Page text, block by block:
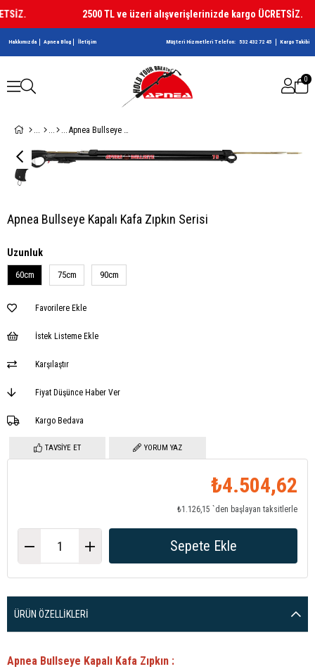
2500 TL ve üzeri alışverişlerinizde kargo ÜCRETSİZ.
Hakkımızda Apnea Blog İletişim Müşteri Hizmetleri Telefon: 532 432 72 45 Kargo Takibi
0
Apnea Bullseye Kapalı Kafa Zıpkın Serisi
Apnea Bullseye Kapalı Kafa Zıpkın Serisi
Uzunluk
60cm 75cm 90cm
Favorilere Ekle
İstek Listeme Ekle
Karşılaştır
Fiyat Düşünce Haber Ver
Kargo Bedava
TAVSIYE ET YORUM YAZ
₺4.504,62
₺1.126,15 `den başlayan taksitlerle
ÜRÜN ÖZELLIKLERI
Apnea Bullseye Kapalı Kafa Zıpkın :